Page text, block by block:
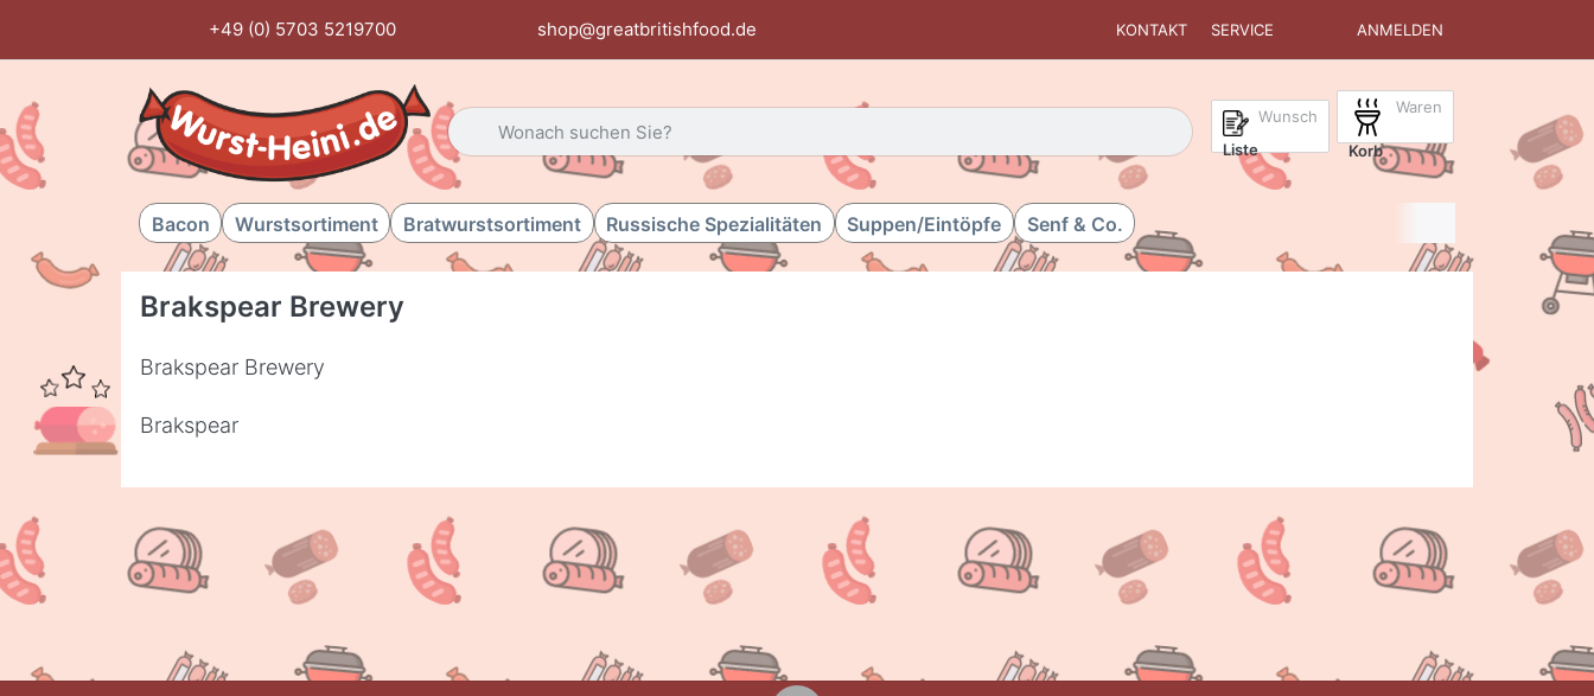
+49 (0) 5703 5219700 shop@greatbritishfood.de KONTAKT SERVICE ANMELDEN
Geben Sie einen Suchbegriff ein. Während Sie tippen, erscheinen automatisch erste Ergebnisse. Drücken Sie die Eingabetaste, um alle
Wunsch
Liste
Waren
Korb
Bacon Wurstsortiment Bratwurstsortiment Russische Spezialitäten Suppen/Eintöpfe Senf & Co.
Brakspear Brewery
Brakspear Brewery
Brakspear